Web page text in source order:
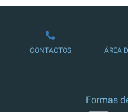
LOJA DE
CONTACTOS ÁREA
Formas